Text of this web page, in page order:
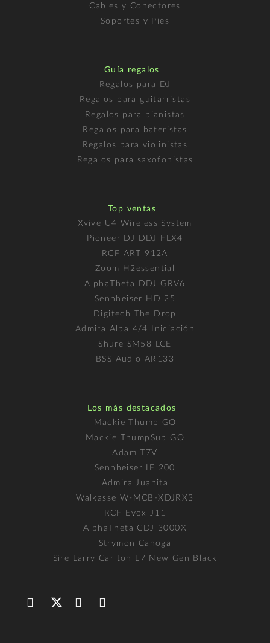
Cables y Conectores
Soportes y Pies
Guía regalos
Regalos para DJ
Regalos para guitarristas
Regalos para pianistas
Regalos para bateristas
Regalos para violinistas
Regalos para saxofonistas
Top ventas
Xvive U4 Wireless System
Pioneer DJ DDJ FLX4
RCF ART 912A
Zoom H2essential
AlphaTheta DDJ GRV6
Sennheiser HD 25
Digitech The Drop
Admira Alba 4/4 Iniciación
Shure SM58 LCE
BSS Audio AR133
Los más destacados
Mackie Thump GO
Mackie ThumpSub GO
Adam T7V
Sennheiser IE 200
Admira Juanita
Walkasse W-MCB-XDJRX3
RCF Evox J11
AlphaTheta CDJ 3000X
Strymon Canoga
Sire Larry Carlton L7 New Gen Black